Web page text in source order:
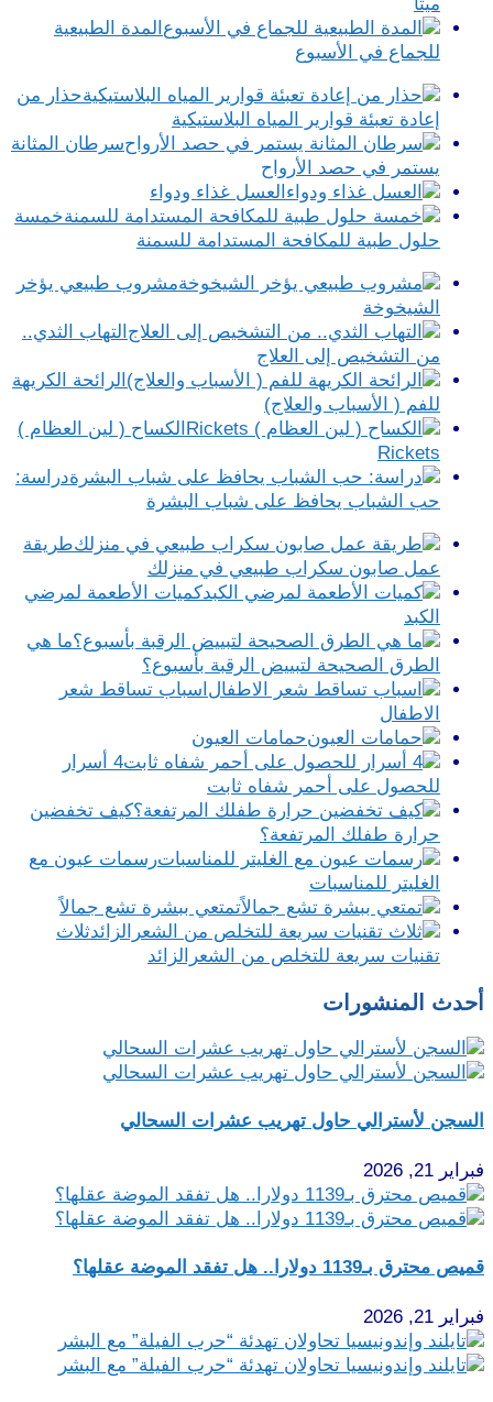
المدة الطبيعية
للجماع في الأسبوع
حذار من
إعادة تعبئة قوارير المياه البلاستيكية
سرطان المثانة
يستمر في حصد الأرواح
العسل غذاء ودواء
خمسة
حلول طبية للمكافحة المستدامة للسمنة
مشروب طبيعي يؤخر
الشيخوخة
التهاب الثدي..
من التشخيص إلى العلاج
الرائحة الكريهة
للفم ( الأسباب والعلاج)
الكساح ( لين العظام )
Rickets
دراسة:
حب الشباب يحافظ على شباب البشرة
طريقة
عمل صابون سكراب طبيعي في منزلك
كميات الأطعمة لمرضي
الكبد
ما هي
الطرق الصحيحة لتبييض الرقبة بأسبوع؟
اسباب تساقط شعر
الاطفال
حمامات العيون
4 أسرار
للحصول على أحمر شفاه ثابت
كيف تخفضين
حرارة طفلك المرتفعة؟
رسمات عيون مع
الغليتر للمناسبات
تمتعي ببشرة تشع جمالاً
ثلاث
تقنيات سريعة للتخلص من الشعرالزائد
أحدث المنشورات
السجن لأسترالي حاول تهريب عشرات السحالي
فبراير 21, 2026
قميص محترق بـ1139 دولارا.. هل تفقد الموضة عقلها؟
فبراير 21, 2026